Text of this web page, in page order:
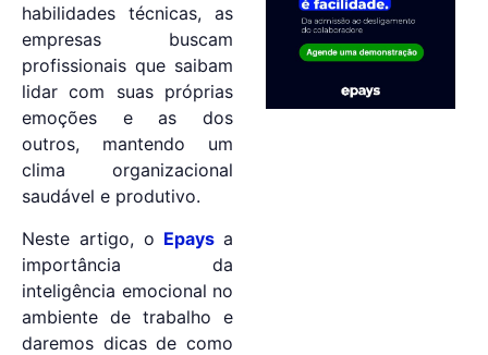
habilidades técnicas, as
empresas buscam
profissionais que saibam
lidar com suas próprias
emoções e as dos
outros, mantendo um
clima organizacional
saudável e produtivo.
Neste artigo, o Epays a
importância da
inteligência emocional no
ambiente de trabalho e
daremos dicas de como